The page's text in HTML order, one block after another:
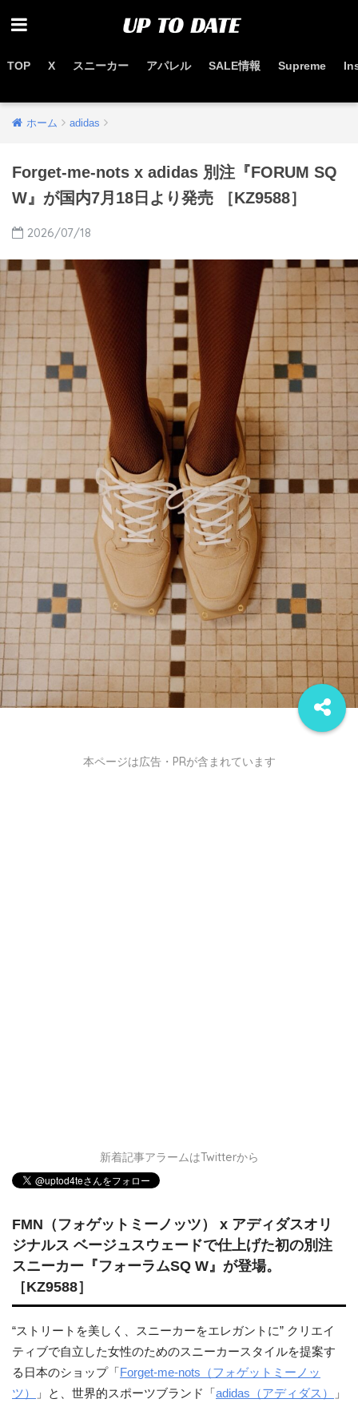
TOP X スニーカー アパレル SALE情報 Supreme
ホーム adidas
Forget-me-nots x adidas 別注『FORUM SQ
W』が国内7月18日より発売 ［KZ9588］
2026/07/18
本ページは広告・PRが含まれています
新着記事アラームはTwitterから
FMN（フォゲットミーノッツ） x アディダスオリ
ジナルス ベージュスウェードで仕上げた初の別注
スニーカー『フォーラムSQ W』が登場。
［KZ9588］
“ストリートを美しく、スニーカーをエレガントに” クリエイ
ティブで自立した女性のためのスニーカースタイルを提案す
る日本のショップ「 Forget-me-nots（フォゲットミーノッ
ツ）
」と、世界的スポーツブランド「 adidas（アディダス）
」